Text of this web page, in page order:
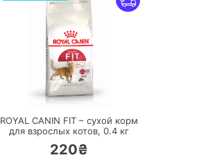
ПЕРЕЙТИ
ROYAL CANIN FIT – сухой корм
для взрослых котов, 0.4 кг
220₴